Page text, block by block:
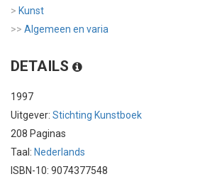
> Kunst
>> Algemeen en varia
DETAILS
1997
Uitgever: Stichting Kunstboek
208 Paginas
Taal: Nederlands
ISBN-10: 9074377548